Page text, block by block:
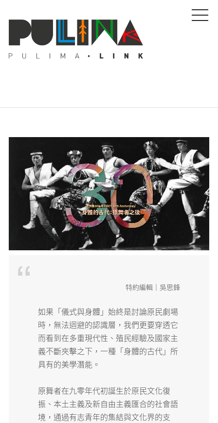
藝壇人物
Pulima藝術獎
活動專區
媒體專區
關於我們
特約編輯｜吳思鋒
如果「儀式與身體」始終是討論原民劇場
時，無法迴避的認識層，我們更要穿透它
而看到在多重現代性、殖民經驗及國家主
義不斷夾擊之下，一種「身體的古代」所
具有的美學潛能。
原舞者在九零年代初誕生於原民文化復
振、本土主義及新自由主義匯合的社會語
境，通過有志青年的集結與文化界的支